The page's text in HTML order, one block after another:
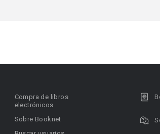
Compra de libros
electrónicos
Sobre Booknet